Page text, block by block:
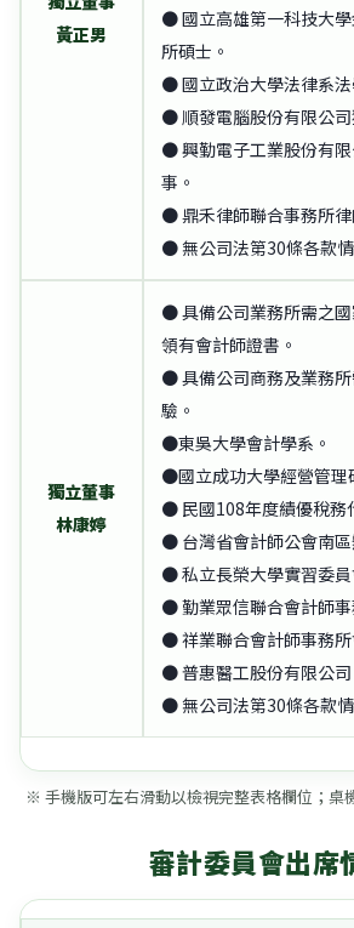
黃正男
● 國立高雄第一科技大
所碩士。
● 國立政治大學法律系法
● 順發電腦股份有限公司
● 興勤電子工業股份有
事。
● 鼎禾律師聯合事務所律
● 無公司法第30條各款情
獨立董事
林康婷
● 具備公司業務所需之國
領有會計師證書。
● 具備公司商務及業務
驗。
●東吳大學會計學系。
●國立成功大學經營管理
● 民國108年度績優稅務
● 台灣省會計師公會南區
● 私立長榮大學實習委員
● 勤業眾信聯合會計師事
● 祥業聯合會計師事務所
● 普惠醫工股份有限公司
● 無公司法第30條各款情
※ 手機版可左右滑動以檢視完整表格欄位；桌
審計委員會出席